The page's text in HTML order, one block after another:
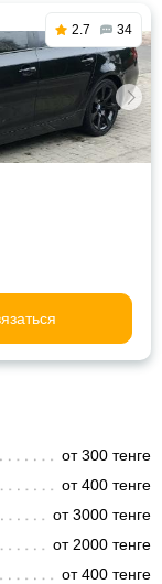
2.7 34
от 300 тенге
от 400 тенге
от 3000 тенге
от 2000 тенге
от 400 тенге